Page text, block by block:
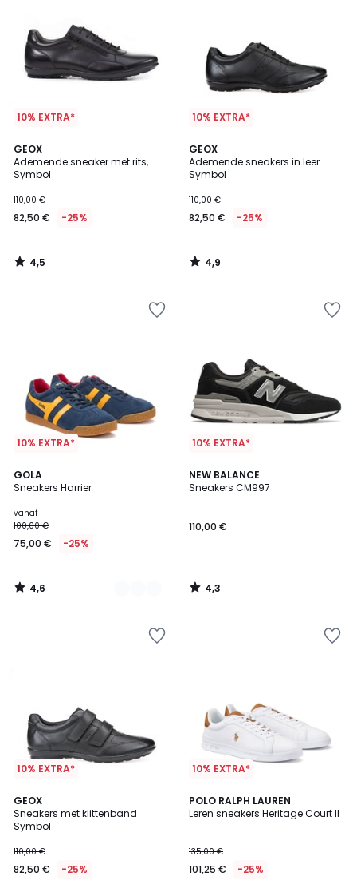
10% EXTRA*
GEOX
Ademende sneaker met rits,
Symbol
110,00 €
82,50 € -25%
4,5
/ 5
4,5
/
10% EXTRA*
GEOX
Ademende sneakers in leer
Symbol
110,00 €
82,50 € -25%
4,9
/ 5
4,9
/
10% EXTRA*
GOLA
Sneakers Harrier
vanaf
100,00 €
75,00 € -25%
4,6
/ 5
2
Kleuren
4,6
/
10% EXTRA*
NEW BALANCE
Sneakers CM997
110,00 €
4,3
/ 5
4,3
/
10% EXTRA*
GEOX
Sneakers met klittenband
Symbol
110,00 €
82,50 € -25%
4,8
/ 5
10% EXTRA*
POLO RALPH LAUREN
Leren sneakers Heritage Court II
135,00 €
101,25 € -25%
4,6
/ 5